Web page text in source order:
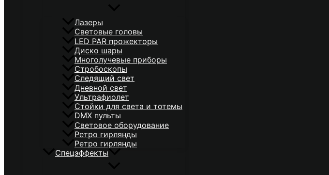
Лазеры
Световые головы
LED PAR прожекторы
Диско шары
Многолучевые приборы
Стробоскопы
Следящий свет
Дневной свет
Ультрафиолет
Стойки для света и тотемы
DMX пульты
Световое оборудование
Ретро гирлянды
Ретро гирлянды
Спецэффекты